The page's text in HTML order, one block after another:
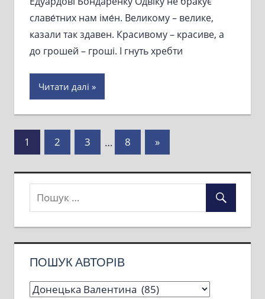
славе́тних нам іме́н. Великому – велике,
казали так здавен. Красивому – красиве, а
до грошей – гроші. І гнуть хребти
Читати далі
Пагінація
1 2 3 … 8
Next
Posts
»
ПОШУК АВТОРІВ